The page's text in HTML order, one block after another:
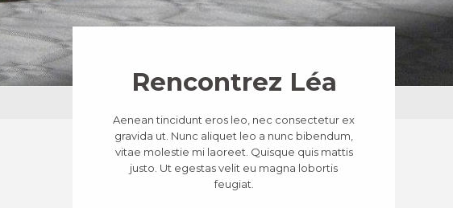
Rencontrez Léa
Aenean tincidunt eros leo, nec consectetur ex
gravida ut. Nunc aliquet leo a nunc bibendum,
vitae molestie mi laoreet. Quisque quis mattis
justo. Ut egestas velit eu magna lobortis
feugiat.